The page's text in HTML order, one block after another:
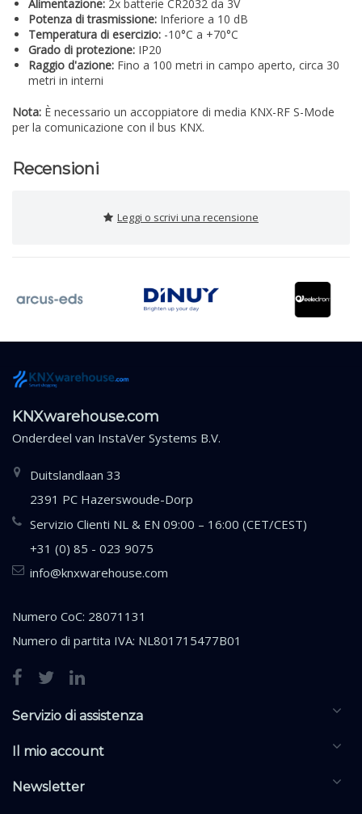
Alimentazione: 2x batterie CR2032 da 3V
Potenza di trasmissione: Inferiore a 10 dB
Temperatura di esercizio: -10°C a +70°C
Grado di protezione: IP20
Raggio d'azione: Fino a 100 metri in campo aperto, circa 30
metri in interni
Nota: È necessario un accoppiatore di media KNX-RF S-Mode
per la comunicazione con il bus KNX.
Recensioni
Leggi o scrivi una recensione
KNXwarehouse.com
Onderdeel van InstaVer Systems B.V.
Duitslandlaan 33
2391 PC Hazerswoude-Dorp
Servizio Clienti NL & EN 09:00 – 16:00 (CET/CEST)
+31 (0) 85 - 023 9075
info@knxwarehouse.com
Numero CoC: 28071131
Numero di partita IVA: NL801715477B01
Servizio di assistenza
Il mio account
Newsletter